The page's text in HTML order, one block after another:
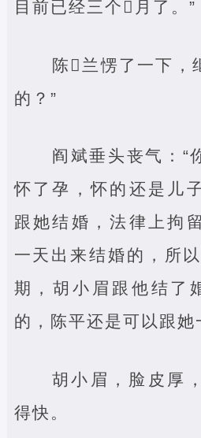
目前已经三个‌月了。”
陈‌兰愣了一下，
的？”
阎斌垂头丧气：“
怀了孕，怀的还是儿
跟她结婚，法律上拘
一天出来结婚的，所
期，胡小眉跟他结了
的，陈平还是可以跟她
胡小眉，脸皮厚
得快。